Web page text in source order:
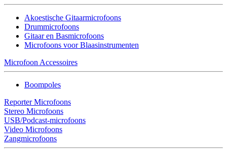
Akoestische Gitaarmicrofoons
Drummicrofoons
Gitaar en Basmicrofoons
Microfoons voor Blaasinstrumenten
Microfoon Accessoires
Boompoles
Reporter Microfoons
Stereo Microfoons
USB/Podcast-microfoons
Video Microfoons
Zangmicrofoons